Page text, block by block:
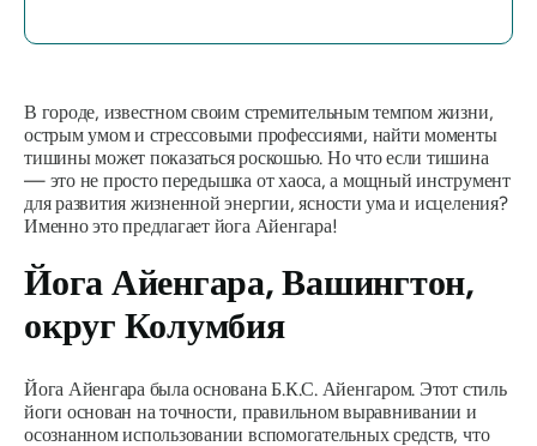
В городе, известном своим стремительным темпом жизни,
острым умом и стрессовыми профессиями, найти моменты
тишины может показаться роскошью. Но что если тишина
— это не просто передышка от хаоса, а мощный инструмент
для развития жизненной энергии, ясности ума и исцеления?
Именно это предлагает йога Айенгара!
Йога Айенгара, Вашингтон,
округ Колумбия
Йога Айенгара была основана Б.К.С. Айенгаром. Этот стиль
йоги основан на точности, правильном выравнивании и
осознанном использовании вспомогательных средств, что